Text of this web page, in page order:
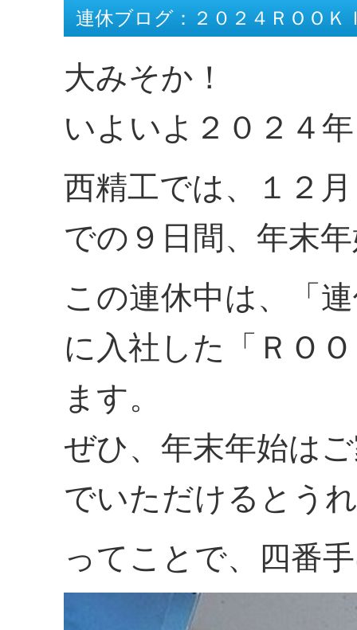
連休ブログ：２０２４ＲＯＯ
大みそか！
いよいよ２０２４
西精工では、１２
での９日間、年末
この連休中は、「
に入社した「ＲＯ
ます。
ぜひ、年末年始は
でいただけるとう
ってことで、四番